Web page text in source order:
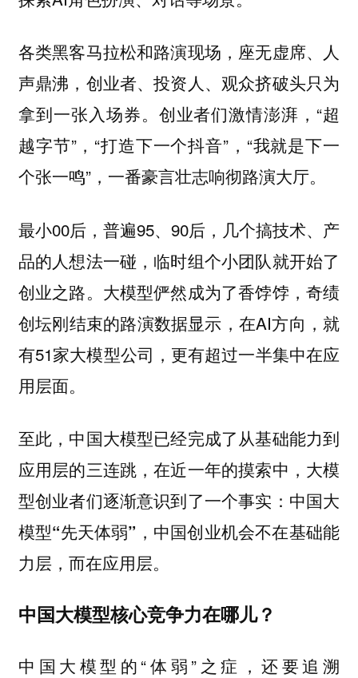
各类黑客马拉松和路演现场，座无虚席、人
声鼎沸，创业者、投资人、观众挤破头只为
拿到一张入场券。创业者们激情澎湃，“超
越字节”，“打造下一个抖音”，“我就是下一
个张一鸣”，一番豪言壮志响彻路演大厅。
最小00后，普遍95、90后，几个搞技术、产
品的人想法一碰，临时组个小团队就开始了
创业之路。大模型俨然成为了香饽饽，奇绩
创坛刚结束的路演数据显示，在AI方向，就
有51家大模型公司，更有超过一半集中在应
用层面。
至此，中国大模型已经完成了从基础能力到
应用层的三连跳，在近一年的摸索中，大模
型创业者们逐渐意识到了一个事实： 中国大
模型“先天体弱”，中国创业机会不在基础能
力层，而在应用层。
中国大模型核心竞争力在哪儿？
中国大模型的“体弱”之症，还要追溯